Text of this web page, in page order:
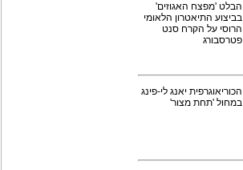
הבלט 'מפצח האגוזים'
בביצוע התיאטרון הלאומי
הרוסי על הקרח סנט
פטרסבורג
הכוריאוגרפית יאנג לי-פינג
במחול 'תחת מצור'